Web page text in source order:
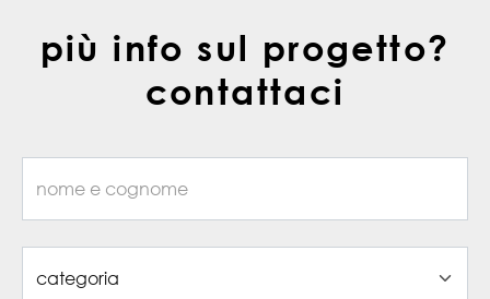
più info sul progetto?
contattaci